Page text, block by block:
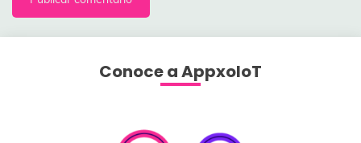
Conoce a AppxoloT